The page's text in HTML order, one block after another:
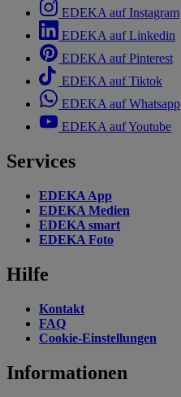
EDEKA auf Instagram
EDEKA auf Linkedin
EDEKA auf Pinterest
EDEKA auf Tiktok
EDEKA auf Whatsapp
EDEKA auf Youtube
Services
EDEKA App
EDEKA Medien
EDEKA smart
EDEKA Foto
Hilfe
Kontakt
FAQ
Cookie-Einstellungen
Informationen